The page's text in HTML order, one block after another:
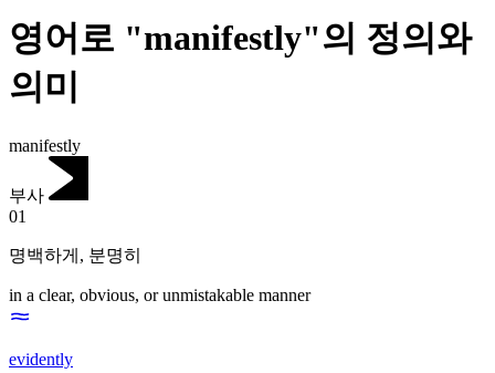
영어로 "manifestly"의 정의와
의미
manifestly
부사
01
명백하게 , 분명히
in a clear, obvious, or unmistakable manner
evidently